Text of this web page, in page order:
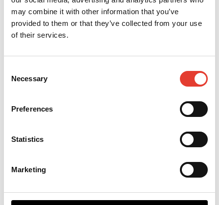
may combine it with other information that you’ve
provided to them or that they’ve collected from your use
of their services.
Selection
Necessary
Preferences
Statistics
Marketing
Support et
accompagnement
Support technique et marketing
expansion.